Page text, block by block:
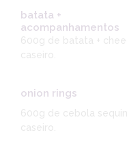
batata +
acompanhamentos
600g de batata +
caseiro.
onion rings
600g de cebola
caseiro.